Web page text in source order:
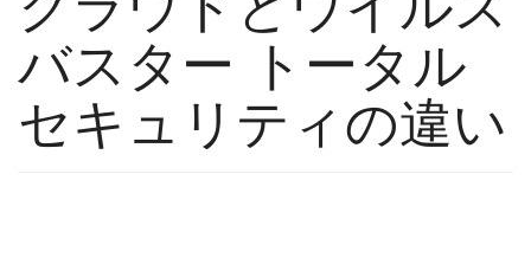
バスター トータル
セキュリティの違い